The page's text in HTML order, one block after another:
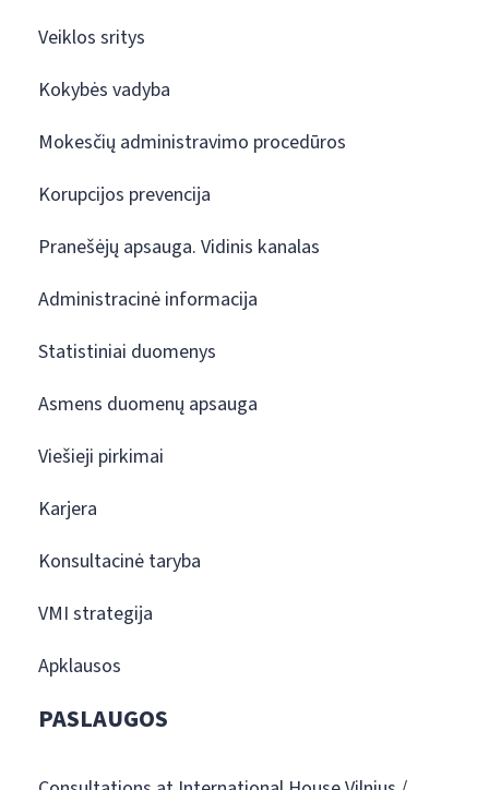
Veiklos sritys
Kokybės vadyba
Mokesčių administravimo procedūros
Korupcijos prevencija
Pranešėjų apsauga. Vidinis kanalas
Administracinė informacija
Statistiniai duomenys
Asmens duomenų apsauga
Viešieji pirkimai
Karjera
Konsultacinė taryba
VMI strategija
Apklausos
PASLAUGOS